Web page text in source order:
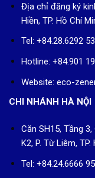
Địa chỉ đăng ký
Hiền, TP. Hồ Chí
Tel: +84.28.6292
Hotline: +84.901
Website: eco-
CHI NHÁNH HÀ NỘI
Căn SH15, Tầng
K2, P. Từ Liêm,
Tel: +84.24.6666